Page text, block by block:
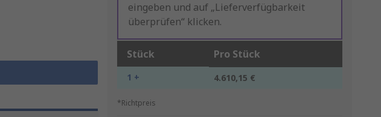
eingeben und auf „Lieferverfügbarkeit
überprüfen“ klicken.
Stück Pro Stück
1 + 4.610,15 €
*Richtpreis